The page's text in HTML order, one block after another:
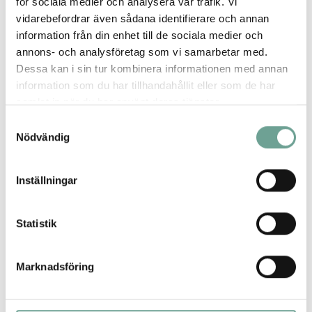
vidarebefordrar även sådana identifierare och annan
information från din enhet till de sociala medier och
annons- och analysföretag som vi samarbetar med.
Dessa kan i sin tur kombinera informationen med annan
information som du har tillhandahållit eller som de har
samlat in när du har använt deras tjänster.
Nödvändig
Inställningar
Statistik
Marknadsföring
fördelar, nackdelar, vilka aktörer som kan ingå
och slutligen konstruera sin egen
energigemenskap.